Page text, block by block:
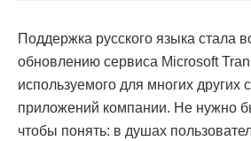
Поддержка русского языка стала
обновлению сервиса Microsoft
используемого для многих других
приложений компании. Не нужно
чтобы понять: в душах